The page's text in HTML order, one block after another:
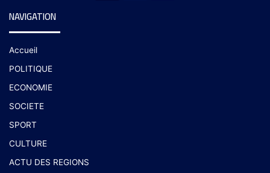
NAVIGATION
Accueil
POLITIQUE
ECONOMIE
SOCIETE
SPORT
CULTURE
ACTU DES REGIONS